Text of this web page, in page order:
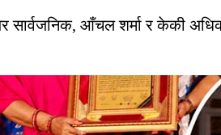
सार्वजनिक, आँचल शर्मा र केकी